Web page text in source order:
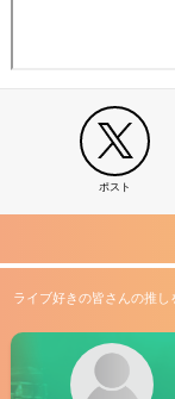
ポスト
ライブ好きの皆さんの推し